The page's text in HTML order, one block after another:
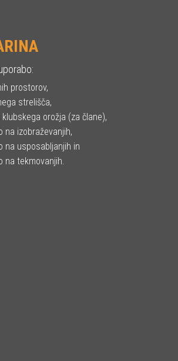
prostorov,
strelišča,
orožja (za člane),
na izobraževanjih,
na usposabljanjih in
na tekmovanjih.